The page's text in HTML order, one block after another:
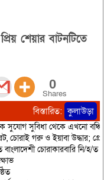
শেয়ার বাটনটিতে
0
Shares
বিস্তারিত: কুলাউড়া
সুযোগ সুবিধা থেকে এখনো
চোরাই গরু ও ইয়াবা উদ্ধার;
চোরাকারবারি নি/হ/ত